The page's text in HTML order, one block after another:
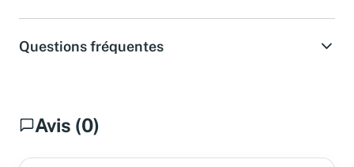
Questions fréquentes
Avis (0)